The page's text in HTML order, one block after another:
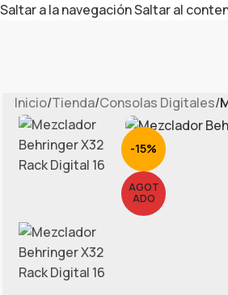
Saltar a la navegaciónSaltar al
Inicio/Tienda/Consolas Digitales/
-15%
AGOT
ADO